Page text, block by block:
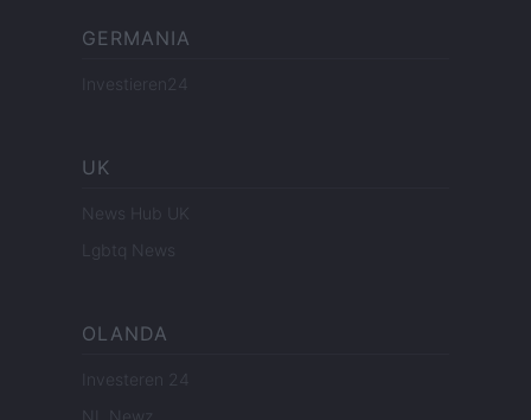
GERMANIA
Investieren24
UK
News Hub UK
Lgbtq News
OLANDA
Investeren 24